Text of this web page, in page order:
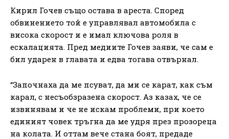
Кирил Гочев също остава в ареста. Според
обвинението той е управлявал автомобила с
висока скорост и е имал ключова роля в
ескалацията. Пред медиите Гочев заяви, че сам е
бил ударен в главата и едва тогава отвърнал.
“Започнаха да ме псуват, да ми се карат, как съм
карал, с несъобзразена скорост. Аз казах, че се
извинявам и че не искам проблеми, при което
единият човек тръгна да ме удря през прозореца
на колата. И оттам вече стана боят, предаде